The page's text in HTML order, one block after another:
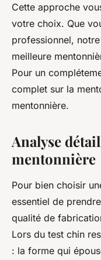
Cette approche
votre choix. Que
professionnel,
meilleure
Pour un
complet sur la
mentonnière.
Analyse
mentonnière
Pour bien choisir
essentiel de
qualité de
Lors du test chin
: la forme qui